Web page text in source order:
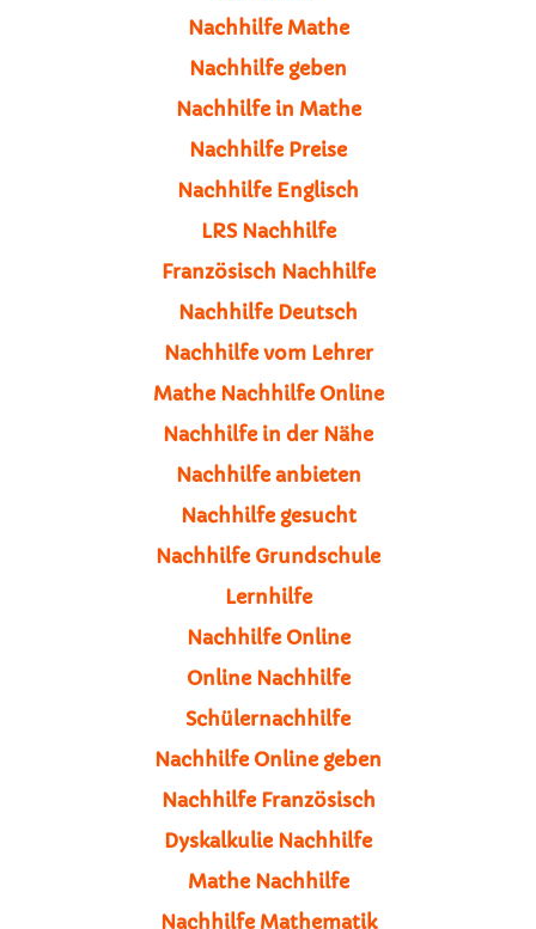
Nachhilfe Mathe
Nachhilfe geben
Nachhilfe in Mathe
Nachhilfe Preise
Nachhilfe Englisch
LRS Nachhilfe
Französisch Nachhilfe
Nachhilfe Deutsch
Nachhilfe vom Lehrer
Mathe Nachhilfe Online
Nachhilfe in der Nähe
Nachhilfe anbieten
Nachhilfe gesucht
Nachhilfe Grundschule
Lernhilfe
Nachhilfe Online
Online Nachhilfe
Schülernachhilfe
Nachhilfe Online geben
Nachhilfe Französisch
Dyskalkulie Nachhilfe
Mathe Nachhilfe
Nachhilfe Mathematik